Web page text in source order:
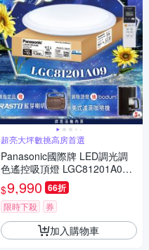
超亮大坪數挑高房首選
Panasonic國際牌 LED調光調
色遙控吸頂燈 LGC81201A09
經典大光量70.6W 日本製
$9,990 66折
限時下殺 券
加入購物車